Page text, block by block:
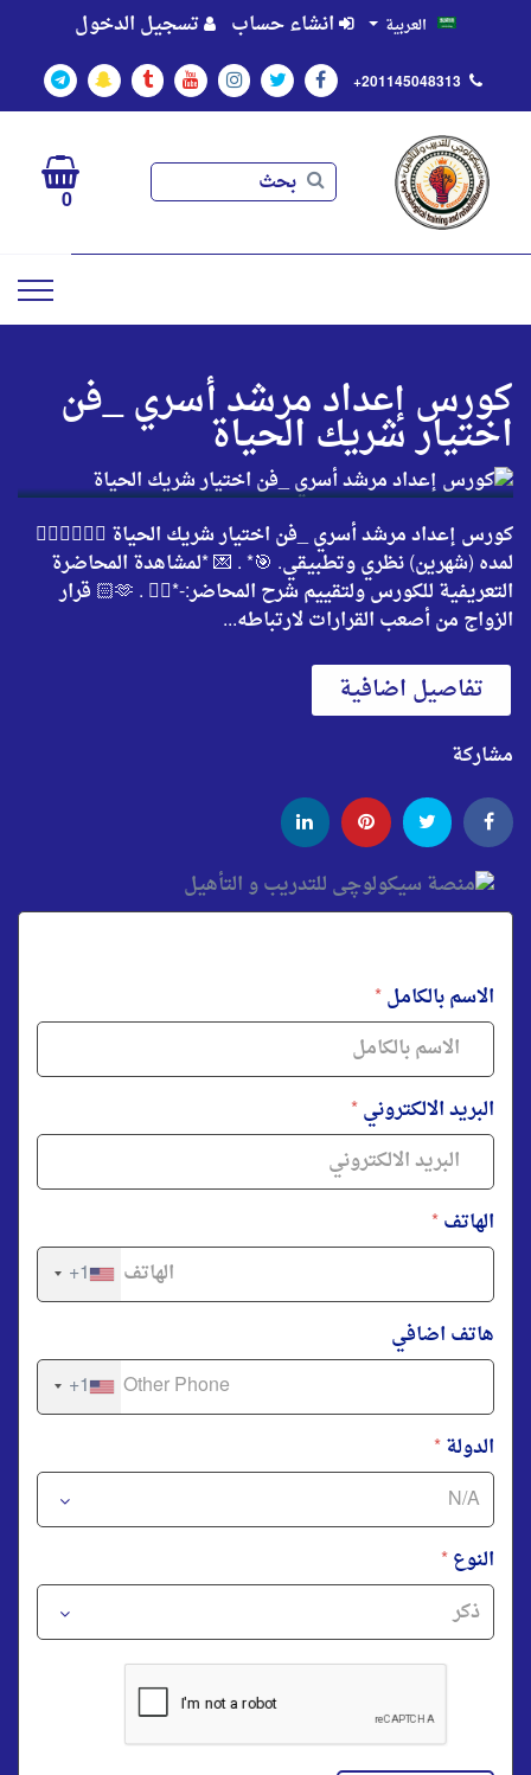
العربية انشاء حساب تسجيل الدخول
+201145048313
بحث 0
كورس إعداد مرشد أسري _فن
اختيار شريك الحياة
كورس إعداد مرشد أسري _فن اختيار شريك الحياة 👰🏻‍♀️🤵🏼‍♂️
لمده (شهرين) نظري وتطبيقي. 🎯* . 💌 *لمشاهدة المحاضرة
التعريفية للكورس ولتقييم شرح المحاضر:-*👇🏻 . 🫶🏻 قرار
الزواج من أصعب القرارات لارتباطه...
تفاصيل اضافية
مشاركة
الاسم بالكامل*
البريد الالكتروني*
الهاتف*
+1
هاتف اضافي
+1
الدولة*
النوع*